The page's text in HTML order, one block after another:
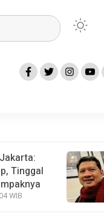
Terkait TKK Minta Pemkot
Tinggal
WIB